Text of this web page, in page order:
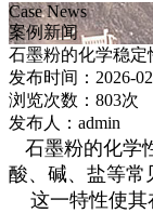
Case News
案例新闻
石墨粉的化学稳定
发布时间：2026-
浏览次数：803次
发布人：admin
石墨粉的化学
酸、碱、盐等常
这一特性使其